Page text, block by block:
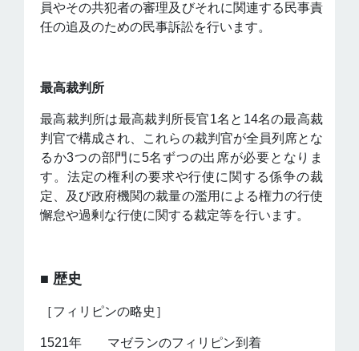
員やその共犯者の審理及びそれに関連する民事責
任の追及のための民事訴訟を行います。
最高裁判所
最高裁判所は最高裁判所長官1名と14名の最高裁
判官で構成され、これらの裁判官が全員列席とな
るか3つの部門に5名ずつの出席が必要となりま
す。法定の権利の要求や行使に関する係争の裁
定、及び政府機関の裁量の濫用による権力の行使
懈怠や過剰な行使に関する裁定等を行います。
■ 歴史
［フィリピンの略史］
1521年 マゼランのフィリピン到着